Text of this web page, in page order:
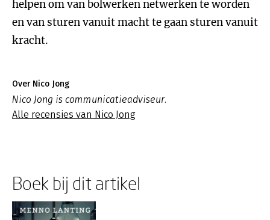
helpen om van bolwerken netwerken te worden
en van sturen vanuit macht te gaan sturen vanuit
kracht.
Over Nico Jong
Nico Jong is communicatieadviseur.
Alle recensies van Nico Jong
Boek bij dit artikel